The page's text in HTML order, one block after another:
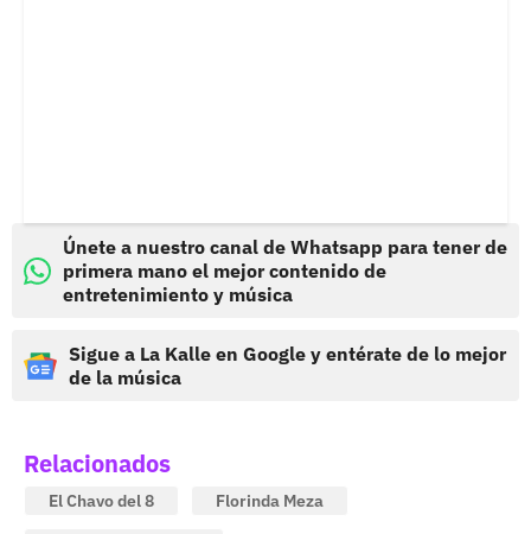
Únete a nuestro canal de Whatsapp para tener de
primera mano el mejor contenido de
entretenimiento y música
Sigue a La Kalle en Google y entérate de lo mejor
de la música
Relacionados
El Chavo del 8
Florinda Meza